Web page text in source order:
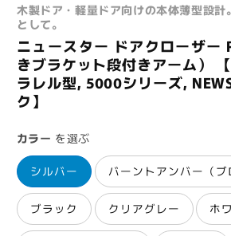
木製ドア・軽量ドア向けの本体薄型設計
として。
ニュースター ドアクローザー
きブラケット段付きアーム）
ラレル型, 5000シリーズ,
ク】
カラー を選ぶ
シルバー バーントアンバー（ブ
ブラック クリアグレー ホ